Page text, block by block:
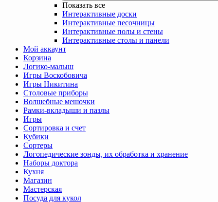
Показать все
Интерактивные доски
Интерактивные песочницы
Интерактивные полы и стены
Интерактивные столы и панели
Мой аккаунт
Корзина
Логико-малыш
Игры Воскобовича
Игры Никитина
Столовые приборы
Волшебные мешочки
Рамки-вкладыши и пазлы
Игры
Сортировка и счет
Кубики
Сортеры
Логопедические зонды, их обработка и хранение
Наборы доктора
Кухня
Магазин
Мастерская
Посуда для кукол